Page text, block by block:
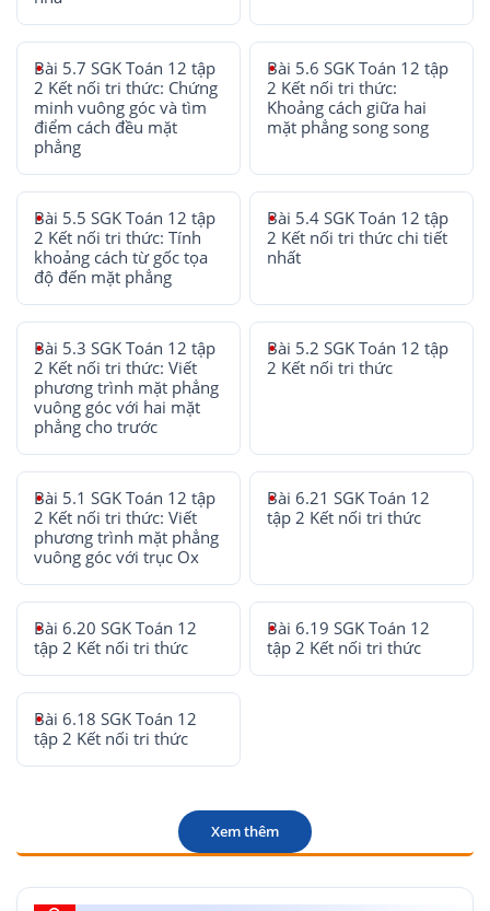
Bài 5.7 SGK Toán 12 tập
2 Kết nối tri thức: Chứng
minh vuông góc và tìm
điểm cách đều mặt
phẳng
Bài 5.6 SGK Toán 12 tập
2 Kết nối tri thức:
Khoảng cách giữa hai
mặt phẳng song song
Bài 5.5 SGK Toán 12 tập
2 Kết nối tri thức: Tính
khoảng cách từ gốc tọa
độ đến mặt phẳng
Bài 5.4 SGK Toán 12 tập
2 Kết nối tri thức chi tiết
nhất
Bài 5.3 SGK Toán 12 tập
2 Kết nối tri thức: Viết
phương trình mặt phẳng
vuông góc với hai mặt
phẳng cho trước
Bài 5.2 SGK Toán 12 tập
2 Kết nối tri thức
Bài 5.1 SGK Toán 12 tập
2 Kết nối tri thức: Viết
phương trình mặt phẳng
vuông góc với trục Ox
Bài 6.21 SGK Toán 12
tập 2 Kết nối tri thức
Bài 6.20 SGK Toán 12
tập 2 Kết nối tri thức
Bài 6.19 SGK Toán 12
tập 2 Kết nối tri thức
Bài 6.18 SGK Toán 12
tập 2 Kết nối tri thức
Xem thêm